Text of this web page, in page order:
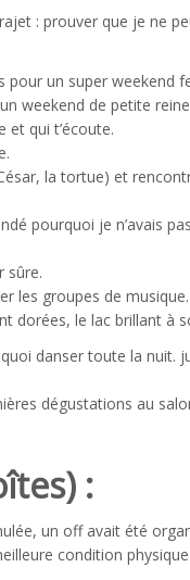
: prouver que je ne
un super weekend
weekend de petite
et qui t’écoute.
la tortue) et
pourquoi je n’avais
sûre.
les groupes de musique.
dorées, le lac brillant à
danser toute la nuit.
dégustations au
:
un off avait été
condition